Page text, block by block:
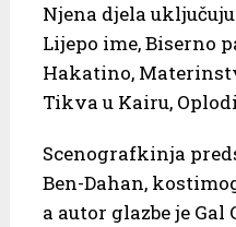
Njena djela
Lijepo ime, Biserno
Hakatino,
Tikva u Kairu,
Scenografkinja
Ben-Dahan,
a autor glazbe je